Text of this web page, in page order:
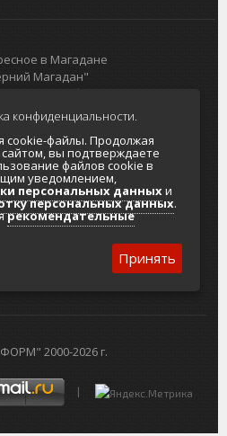
в Магадане
Магадан"
доска объявлений
туристический портал
в отношении обработки
данных
на обработку персональных
2000-2026 г.
конфиденциальности.
cookie-файлы. Продолжая
вы подтверждаете
файлов cookie в
уведомлением,
персональных данныхи
персональных данных.
рекомендательные
Принять